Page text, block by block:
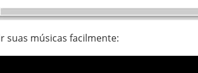
suas músicas facilmente: